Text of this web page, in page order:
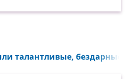
собака
талантливые, бездарные